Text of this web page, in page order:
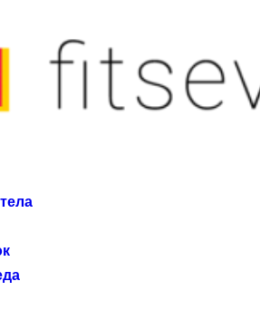
и энергетической адаптации
лет